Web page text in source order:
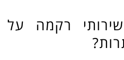
רקמה על